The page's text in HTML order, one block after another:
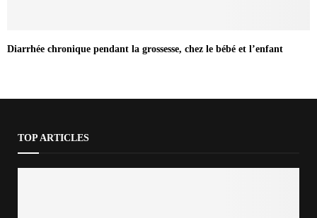
Diarrhée chronique pendant la grossesse, chez le bébé et l’enfant
TOP ARTICLES